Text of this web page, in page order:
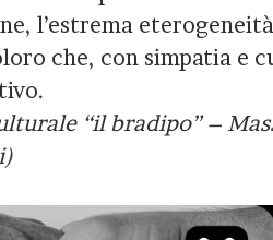
l’estrema
che, con simpatia e
“il bradipo” –